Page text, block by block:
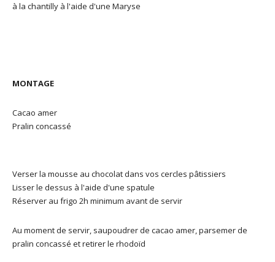
à la chantilly à l'aide d'une Maryse
MONTAGE
Cacao amer
Pralin concassé
Verser la mousse au chocolat dans vos cercles pâtissiers
Lisser le dessus à l'aide d'une spatule
Réserver au frigo 2h minimum avant de servir
Au moment de servir, saupoudrer de cacao amer, parsemer de
pralin concassé et retirer le rhodoïd